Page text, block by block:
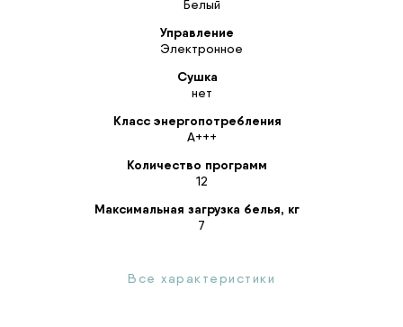
Белый
Управление
Электронное
Сушка
нет
Класс энергопотребления
А+++
Количество программ
12
Максимальная загрузка белья, кг
7
Все характеристики